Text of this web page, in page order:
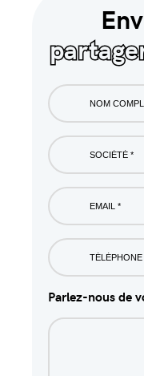
Nom
complet
*
Société
Email
Phone
Parlez-nous de